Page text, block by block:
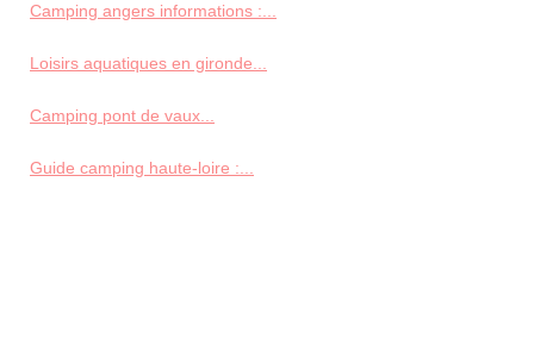
Camping angers informations :...
Loisirs aquatiques en gironde...
Camping pont de vaux...
Guide camping haute-loire :...